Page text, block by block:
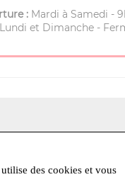
: Mardi à Samedi -
Lundi et Dimanche -
des cookies et vous